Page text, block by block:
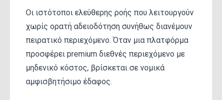
Οι ιστότοποι ελεύθερης ροής που λειτουργούν
χωρίς ορατή αδειοδότηση συνήθως διανέμουν
πειρατικό περιεχόμενο. Όταν μια πλατφόρμα
προσφέρει premium διεθνές περιεχόμενο με
μηδενικό κόστος, βρίσκεται σε νομικά
αμφισβητήσιμο έδαφος.